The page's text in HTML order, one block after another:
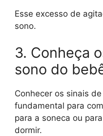
Esse excesso de
sono.
3. Conheça
sono do
Conhecer os sinais
fundamental para
para a soneca ou
dormir.